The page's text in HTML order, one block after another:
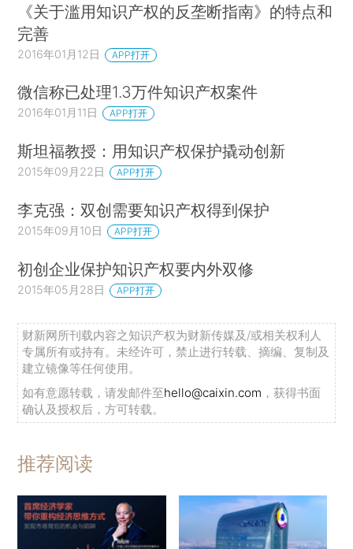
《关于滥用知识产权的反垄断指南》的特点和
完善
2016年01月12日 APP打开
微信称已处理1.3万件知识产权案件
2016年01月11日 APP打开
斯坦福教授：用知识产权保护撬动创新
2015年09月22日 APP打开
李克强：双创需要知识产权得到保护
2015年09月10日 APP打开
初创企业保护知识产权要内外双修
2015年05月28日 APP打开
财新网所刊载内容之知识产权为财新传媒及/或相关权利人
专属所有或持有。未经许可，禁止进行转载、摘编、复制及
建立镜像等任何使用。
如有意愿转载，请发邮件至hello@caixin.com ，获得书面
确认及授权后，方可转载。
推荐阅读